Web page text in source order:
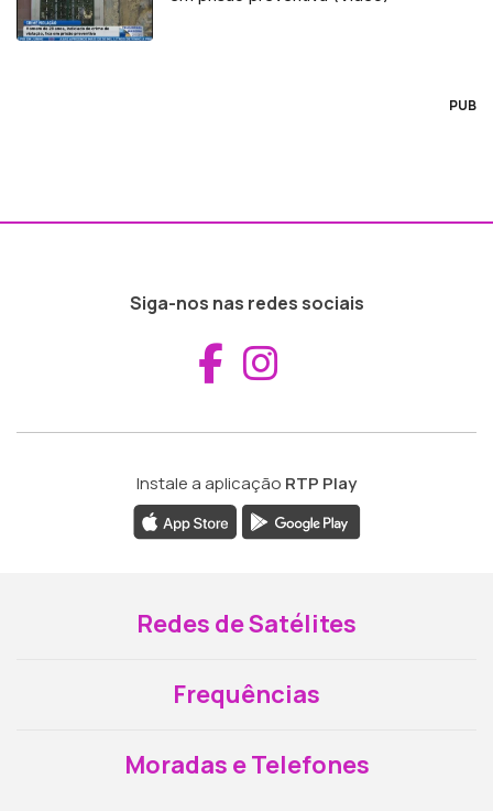
PUB
Siga-nos nas redes sociais
Aceder ao
Instale a aplicação RTP Play
Redes de Satélites
Frequências
Moradas e Telefones